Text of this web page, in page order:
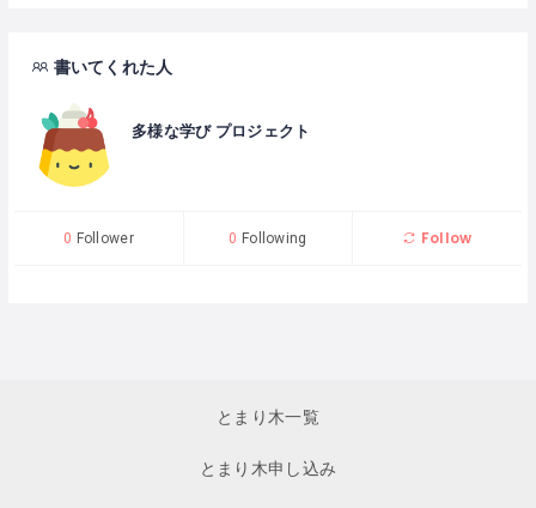
書いてくれた人
多様な学び プロジェクト
0 Follower 0 Following Follow
とまり木一覧
とまり木申し込み